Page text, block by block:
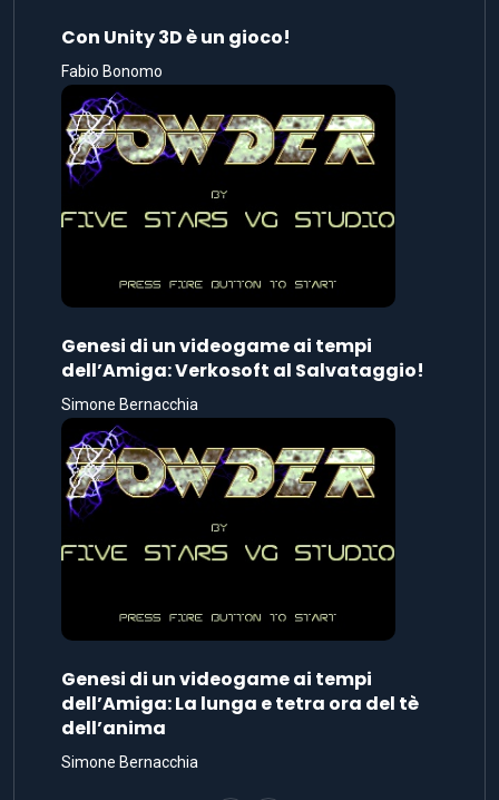
Con Unity 3D è un gioco!
Fabio Bonomo
Genesi di un videogame ai tempi
dell’Amiga: Verkosoft al Salvataggio!
Simone Bernacchia
Genesi di un videogame ai tempi
dell’Amiga: La lunga e tetra ora del tè
dell’anima
Simone Bernacchia